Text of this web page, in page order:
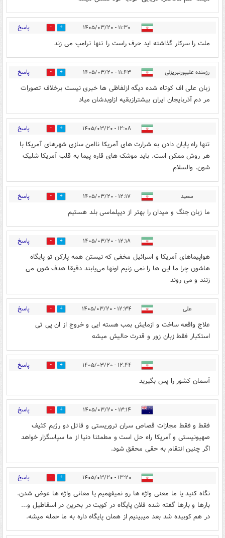
۱۱:۳۰ - ۱۴۰۵/۰۳/۲۰ 0 پاسخ
ملت را سرکار گذاشته اید حرف راست را تنها ترامپ می زند
رزمنده علیپورتبریزلی ۱۱:۴۳ - ۱۴۰۵/۰۳/۲۰ 0 پاسخ
زبان علی اف کوتاه شده دیگه ازلفاظی ها خبری نیست برخلاف تصورات
مر دم آذربایجان ایران بیشترازبقیه ازاوبدشان میاد
۱۲:۰۸ - ۱۴۰۵/۰۳/۲۰ 0 پاسخ
تنها راه پایان دادن به شرارت های آمریکا ناامن سازی شهرهای آمریکا با
هر روش ممکن است. باید موشک های قاره پیما به قلب آمریکا شلیک
شون. والسلام
سعید ۱۲:۱۷ - ۱۴۰۵/۰۳/۲۰ 3 پاسخ
ما زبان جنگ و میدان را بهتر از دیپلماسی بلد هستیم
۱۲:۱۸ - ۱۴۰۵/۰۳/۲۰ 3 پاسخ
هواپیماهای آمریکا و اسرائیل مخفی که‌ نيستن همه پارکن تو پایگاه
هاشون چرا ما این ها را نمی زنیم اونها می‌یابند دقیقا هدف شون می
زنند و می روند
علی ۱۲:۳۴ - ۱۴۰۵/۰۳/۲۰ 0 پاسخ
علاج واقعه ساخت و ازمایش بمب هسته ایی و خروج از ان پی تی
استکبار فقط زبان زور و قدرت حالیش میشه
۱۲:۴۴ - ۱۴۰۵/۰۳/۲۰ 2 پاسخ
آسمان کشور را پس بگیرید
۱۳:۱۴ - ۱۴۰۵/۰۳/۲۰ 1 پاسخ
فقط و فقط مجازات قصاص سران تروريستی و قاتل دو رژيم کثيف
صهيونيستی و آمريکا راه حل است و مطمئنا دنيا از ما سپاسگزار خواهد
اگر چنين انتقام به حقی محقق شود.
۱۳:۲۰ - ۱۴۰۵/۰۳/۲۰ 0 پاسخ
نگاه کنید یا ما معنی واژه ها رو نمیفهمیم یا معانی واژه ها عوض شدن.
بارها و بارها گفته شده فلان پایگاه در کویت در بحرین در اسقاطیل و...
در هم کوبیده شد بعد میبینیم از همان پایگاه داره به ما حمله میشه.